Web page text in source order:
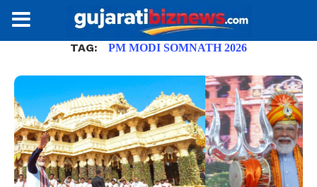
TAG: PM MODI SOMNATH 2026